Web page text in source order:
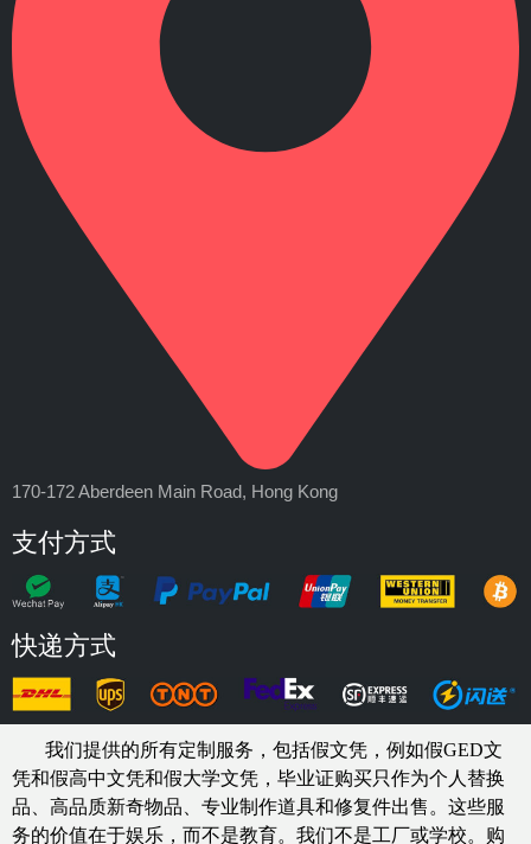
170-172 Aberdeen Main Road, Hong Kong
支付方式
快递方式
我们提供的所有定制服务，包括假文凭，例如假GED文
凭和假高中文凭和假大学文凭， 毕业证购买只作为个人替换
品、高品质新奇物品、专业制作道具和修复件出售。这些服
务的价值在于娱乐，而不是教育。我们不是工厂或学校。购